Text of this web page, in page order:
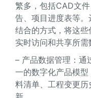
繁多，包括CAD文
告、项目进度表等
结合的方式，将这
实时访问和共享所需
– 产品数据管理：通
一的数字化产品模
料清单、工程变更